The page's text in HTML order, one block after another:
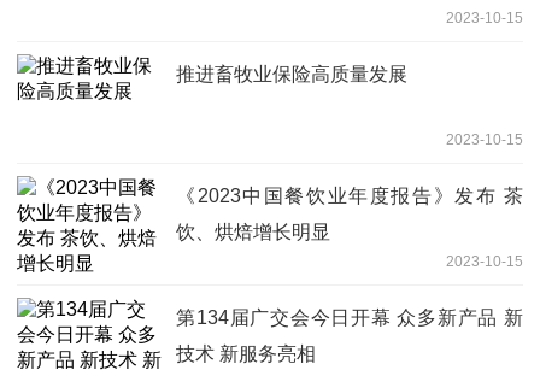
2023-10-15
推进畜牧业保险高质量发展
2023-10-15
《2023中国餐饮业年度报告》发布 茶
饮、烘焙增长明显
2023-10-15
第134届广交会今日开幕 众多新产品 新
技术 新服务亮相